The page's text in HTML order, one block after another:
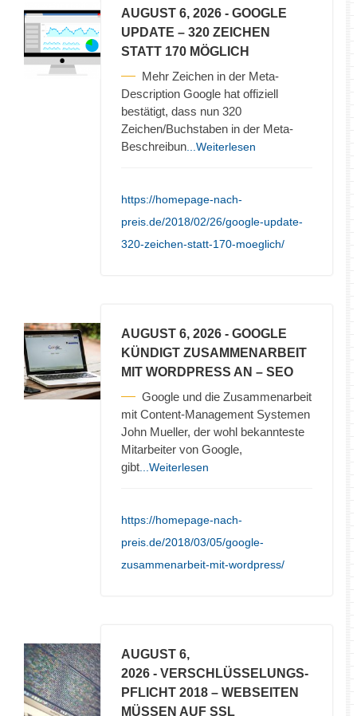
AUGUST 6, 2026 - GOOGLE
UPDATE – 320 ZEICHEN
STATT 170 MÖGLICH
Mehr Zeichen in der Meta-
Description Google hat offiziell
bestätigt, dass nun 320
Zeichen/Buchstaben in der Meta-
Beschreibun ...Weiterlesen
https://homepage-nach-
preis.de/2018/02/26/google-update-
320-zeichen-statt-170-moeglich/
AUGUST 6, 2026 - GOOGLE
KÜNDIGT ZUSAMMENARBEIT
MIT WORDPRESS AN – SEO
Google und die Zusammenarbeit
mit Content-Management Systemen
John Mueller, der wohl bekannteste
Mitarbeiter von Google,
gibt ...Weiterlesen
https://homepage-nach-
preis.de/2018/03/05/google-
zusammenarbeit-mit-wordpress/
AUGUST 6,
2026 - VERSCHLÜSSELUNGS-
PFLICHT 2018 – WEBSEITEN
MÜSSEN AUF SSL